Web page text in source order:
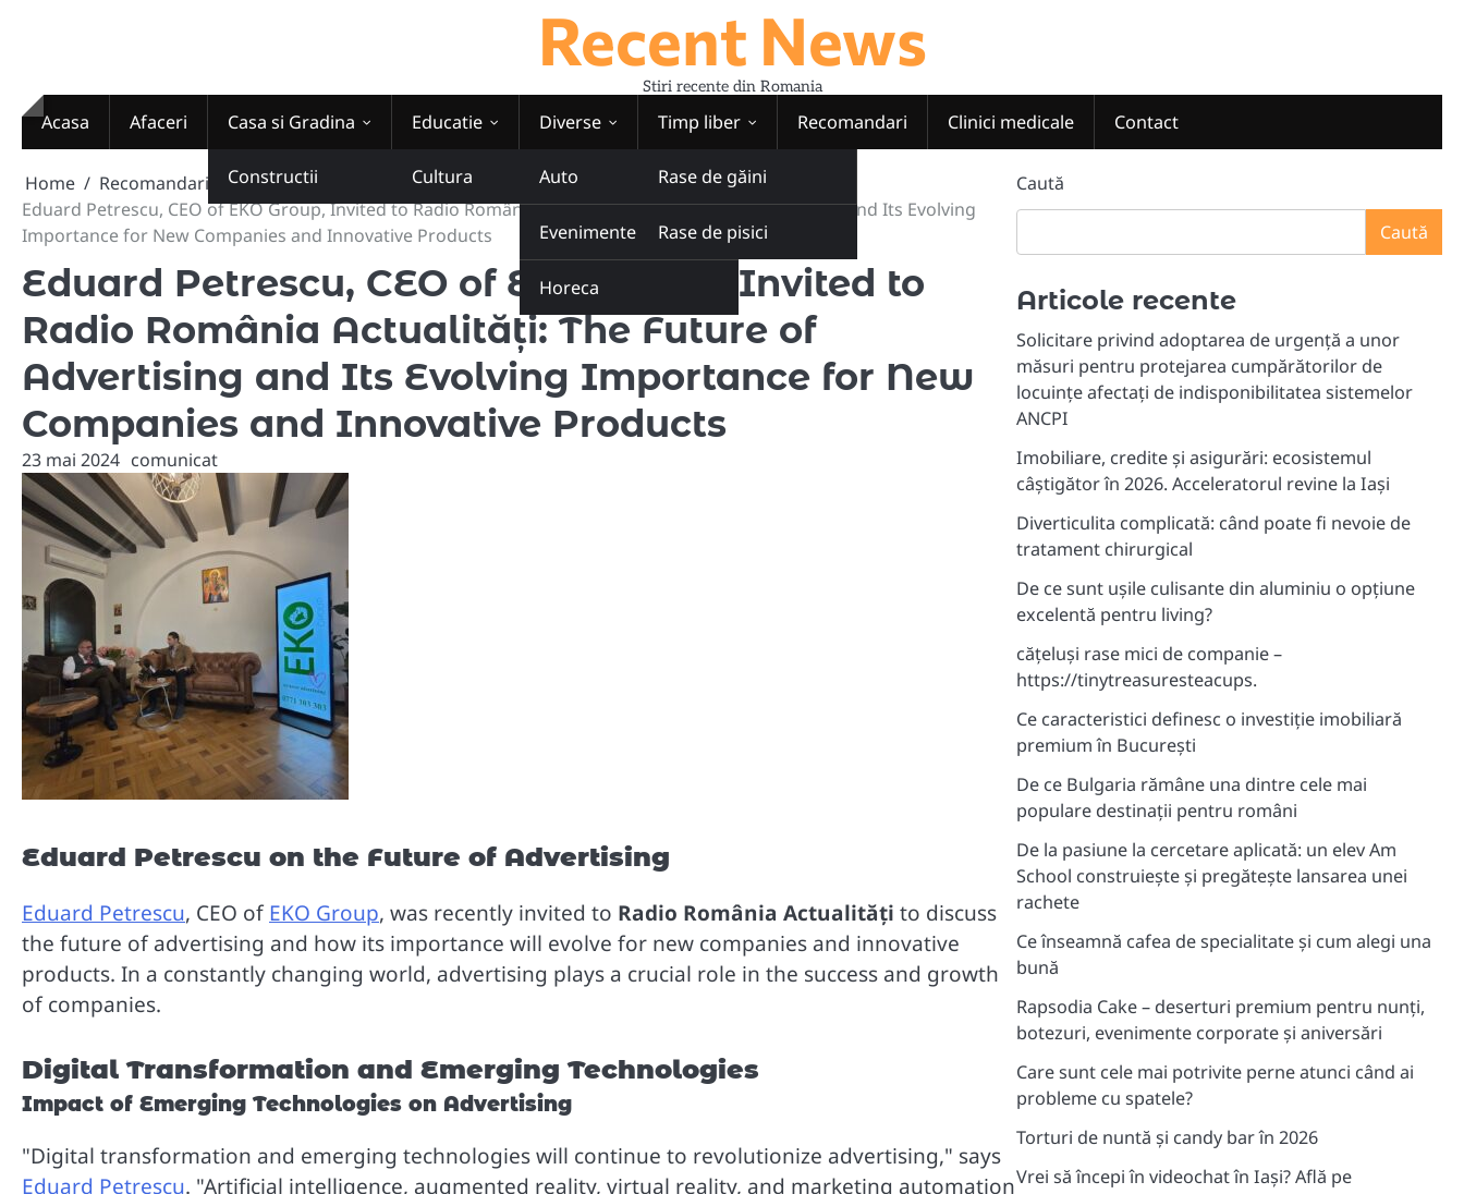
Recent News
Stiri recente din Romania
Acasa Afaceri Casa si Gradina
Constructii
Educatie
Cultura
Diverse
Auto
Evenimente
Horeca
Timp liber
Rase de găini
Rase de pisici
Recomandari Clinici medicale Contact
Home
Recomandari
Eduard Petrescu, CEO of EKO Group, Invited to Radio România Actualități: The Future of Advertising and Its Evolving
Importance for New Companies and Innovative Products
Eduard Petrescu, CEO of EKO Group, Invited to
Radio România Actualități: The Future of
Advertising and Its Evolving Importance for New
Companies and Innovative Products
23 mai 2024 comunicat
Eduard Petrescu on the Future of Advertising
Eduard Petrescu, CEO ofEKO Group, was recently invited to Radio România Actualități to discuss
the future of advertising and how its importance will evolve for new companies and innovative
products. In a constantly changing world, advertising plays a crucial role in the success and growth
of companies.
Digital Transformation and Emerging Technologies
Impact of Emerging Technologies on Advertising
"Digital transformation and emerging technologies will continue to revolutionize advertising," says
Eduard Petrescu. "Artificial intelligence, augmented reality, virtual reality, and marketing automation
Caută
Caută
Articole recente
Solicitare privind adoptarea de urgență a unor
măsuri pentru protejarea cumpărătorilor de
locuințe afectați de indisponibilitatea sistemelor
ANCPI
Imobiliare, credite și asigurări: ecosistemul
câștigător în 2026. Acceleratorul revine la Iași
Diverticulita complicată: când poate fi nevoie de
tratament chirurgical
De ce sunt ușile culisante din aluminiu o opțiune
excelentă pentru living?
cățeluși rase mici de companie –
https://tinytreasuresteacups.
Ce caracteristici definesc o investiție imobiliară
premium în București
De ce Bulgaria rămâne una dintre cele mai
populare destinații pentru români
De la pasiune la cercetare aplicată: un elev Am
School construiește și pregătește lansarea unei
rachete
Ce înseamnă cafea de specialitate și cum alegi una
bună
Rapsodia Cake – deserturi premium pentru nunți,
botezuri, evenimente corporate și aniversări
Care sunt cele mai potrivite perne atunci când ai
probleme cu spatele?
Torturi de nuntă și candy bar în 2026
Vrei să începi în videochat în Iași? Află pe